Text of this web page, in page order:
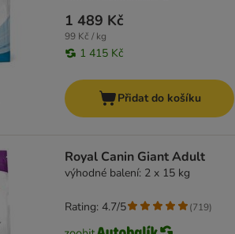
1 489 Kč
99 Kč / kg
1 415 Kč
Přidat do košíku
Royal Canin Giant Adult
výhodné balení: 2 x 15 kg
Rating: 4.7/5 (719)